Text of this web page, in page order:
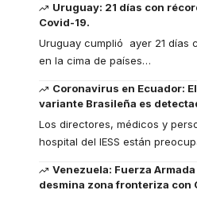
Uruguay: 21 días con
Covid-19.
Uruguay cumplió ayer 21 días
en la cima de países…
Coronavirus en Ecuador:
variante Brasileña es
Los directores, médicos y
hospital del IESS están
Venezuela: Fuerza
desmina zona fronteriza con